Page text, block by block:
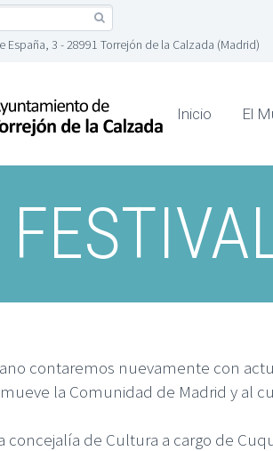
España, 3 - 28991 Torrejón de la Calzada (Madrid)
Inicio El
contaremos nuevamente con
la Comunidad de Madrid y al
concejalía de Cultura a cargo de